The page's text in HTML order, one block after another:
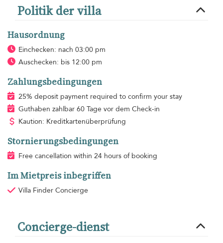
Politik der villa
Hausordnung
Einchecken: nach 03:00 pm
Auschecken: bis 12:00 pm
Zahlungsbedingungen
25% deposit payment required to confirm your stay
Guthaben zahlbar 60 Tage vor dem Check-in
Kaution: Kreditkartenüberprüfung
Stornierungsbedingungen
Free cancellation within 24 hours of booking
Im Mietpreis inbegriffen
Villa Finder Concierge
Concierge-dienst